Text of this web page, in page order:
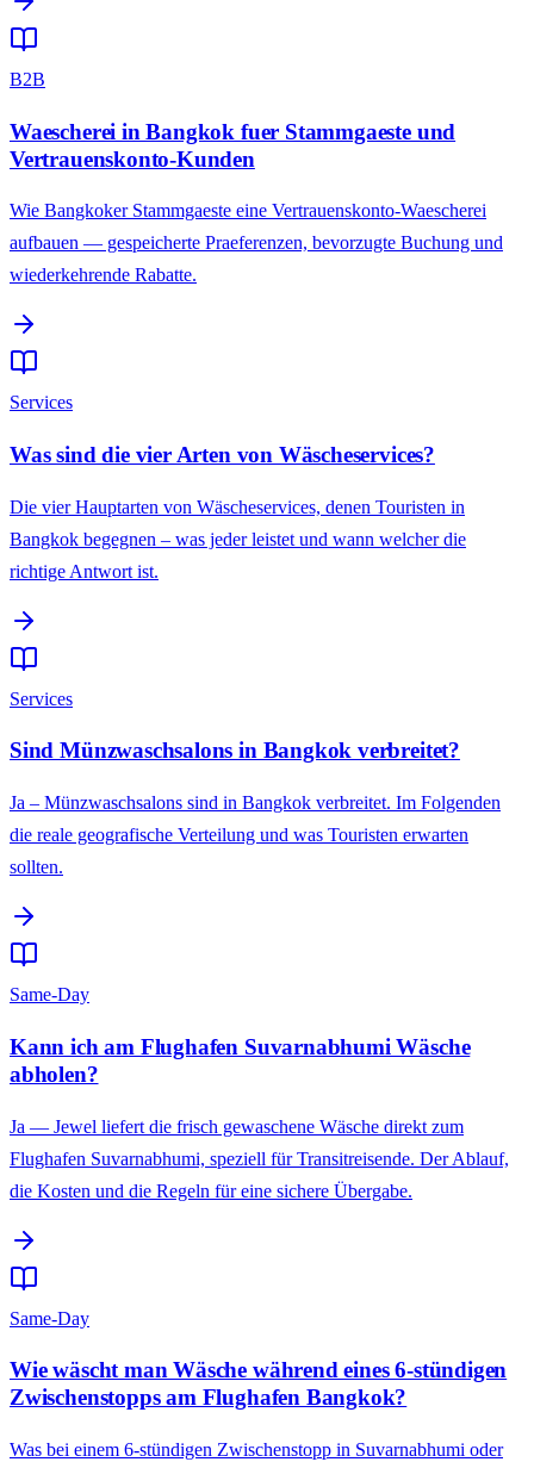
B2B
Waescherei in Bangkok fuer Stammgaeste und
Vertrauenskonto-Kunden
Wie Bangkoker Stammgaeste eine Vertrauenskonto-Waescherei
aufbauen — gespeicherte Praeferenzen, bevorzugte Buchung und
wiederkehrende Rabatte.
Services
Was sind die vier Arten von Wäscheservices?
Die vier Hauptarten von Wäscheservices, denen Touristen in
Bangkok begegnen – was jeder leistet und wann welcher die
richtige Antwort ist.
Services
Sind Münzwaschsalons in Bangkok verbreitet?
Ja – Münzwaschsalons sind in Bangkok verbreitet. Im Folgenden
die reale geografische Verteilung und was Touristen erwarten
sollten.
Same-Day
Kann ich am Flughafen Suvarnabhumi Wäsche
abholen?
Ja — Jewel liefert die frisch gewaschene Wäsche direkt zum
Flughafen Suvarnabhumi, speziell für Transitreisende. Der Ablauf,
die Kosten und die Regeln für eine sichere Übergabe.
Same-Day
Wie wäscht man Wäsche während eines 6-stündigen
Zwischenstopps am Flughafen Bangkok?
Was bei einem 6-stündigen Zwischenstopp in Suvarnabhumi oder